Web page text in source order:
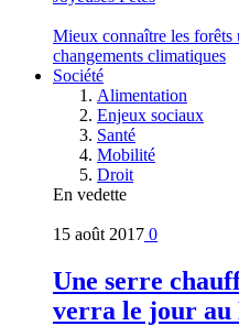
Mieux connaître les forêts
changements climatiques
Société
Alimentation
Enjeux sociaux
Santé
Mobilité
Droit
En vedette
15 août 2017 0
Une serre
verra le jour au